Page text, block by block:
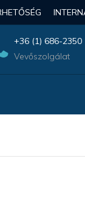
+36 (1) 686-2350
Vevőszolgálat